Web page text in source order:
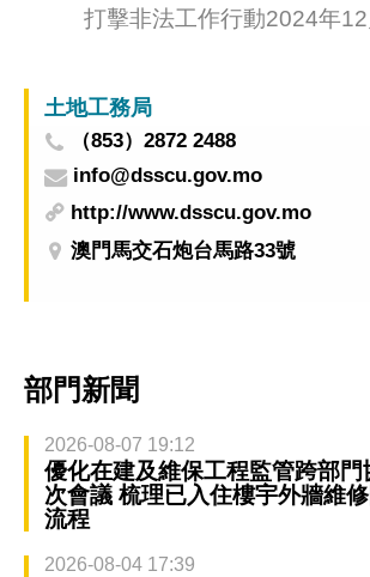
打擊非法工作行動2024年
土地工務局
（853）2872 2488
info@dsscu.gov.mo
http://www.dsscu.gov.mo
澳門馬交石炮台馬路33號
部門新聞
2026-08-07 19:12
優化在建及維保工程監管跨部門
次會議 梳理已入住樓宇外牆維
流程
2026-08-04 17:39